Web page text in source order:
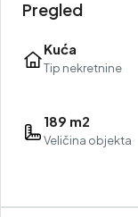
Pregled
Kuća
Tip nekretnine
189 m2
Veličina objekta